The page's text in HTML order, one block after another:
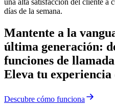
días de la semana.
Mantente a la
última generación:
funciones de
Eleva tu experiencia
Descubre cómo funciona